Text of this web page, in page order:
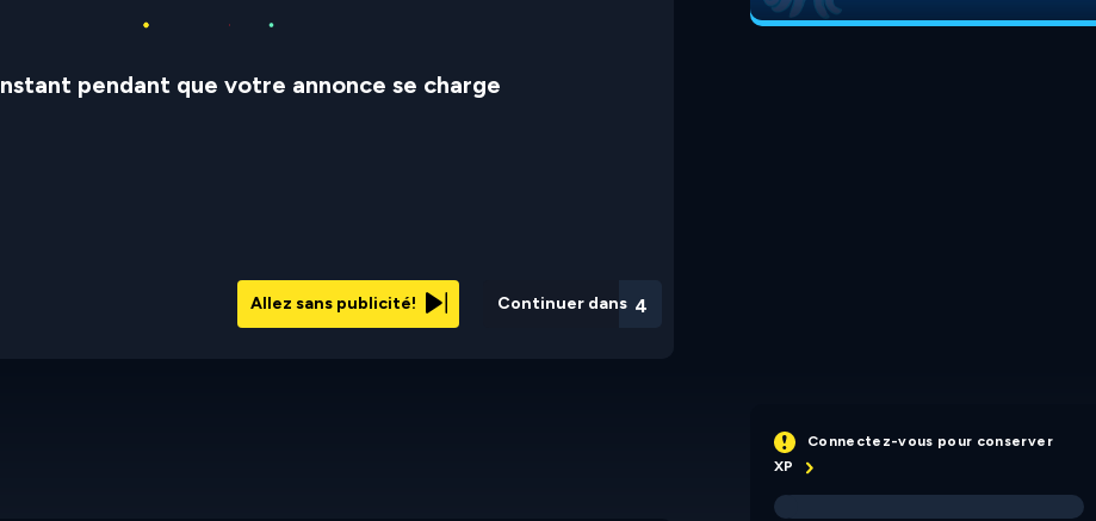
pendant que votre annonce se charge
Continuer dans 3
Allez sans publicité!
Connectez-vous pour conserver
XP